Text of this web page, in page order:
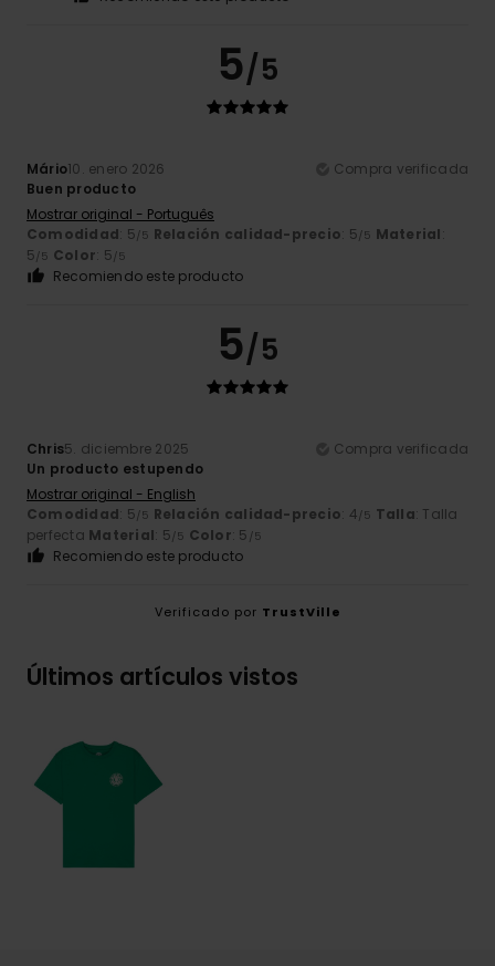
5/5
Mário10. enero 2026
Compra verificada
Buen producto
Mostrar original - Português
Comodidad: 5/5 Relación calidad-precio: 5/5 Material:
5/5 Color: 5/5
Recomiendo este producto
5/5
Chris5. diciembre 2025
Compra verificada
Un producto estupendo
Mostrar original - English
Comodidad: 5/5 Relación calidad-precio: 4/5 Talla: Talla
perfecta Material: 5/5 Color: 5 /5
Recomiendo este producto
Verificado por TrustVille
Últimos artículos vistos